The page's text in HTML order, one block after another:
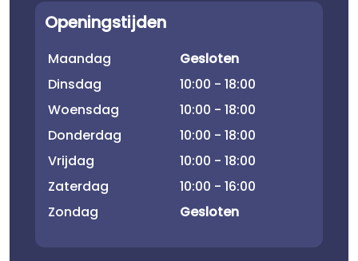
Openingstijden
Maandag
Gesloten
Dinsdag
10:00 - 18:00
Woensdag
10:00 - 18:00
Donderdag
10:00 - 18:00
Vrijdag
10:00 - 18:00
Zaterdag
10:00 - 16:00
Zondag
Gesloten